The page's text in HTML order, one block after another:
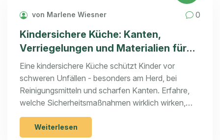
von Marlene Wiesner 0
Kindersichere Küche: Kanten,
Verriegelungen und Materialien für
sichere Küchen mit Kindern
Eine kindersichere Küche schützt Kinder vor
schweren Unfällen - besonders am Herd, bei
Reinigungsmitteln und scharfen Kanten. Erfahre,
welche Sicherheitsmaßnahmen wirklich wirken,
welche Materialien du wählen solltest und wie du
Schritt für Step eine sichere Küche umsetzt.
Weiterlesen